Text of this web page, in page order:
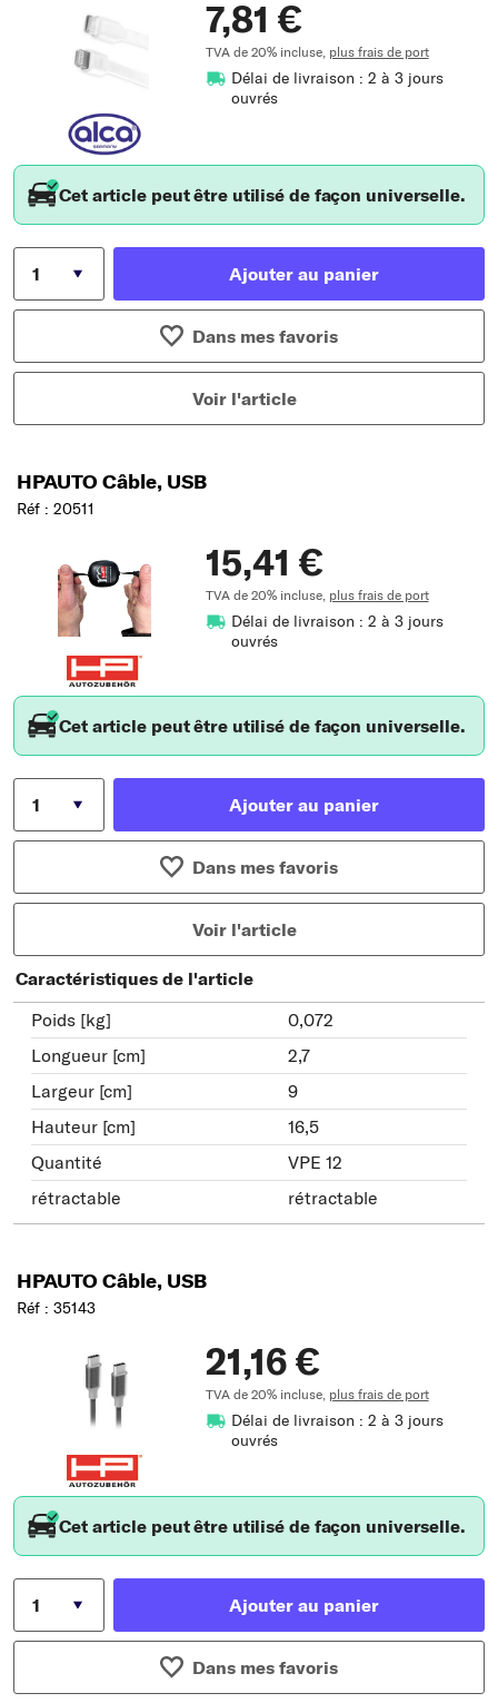
7,81 €
TVA de 20% incluse, plus frais de port
Délai de livraison : 2 à 3 jours
ouvrés
Cet article peut être utilisé de façon universelle.
Ajouter au panier
Dans mes favoris
Voir l'article
HPAUTO Câble, USB
Réf : 20511
15,41 €
TVA de 20% incluse, plus frais de port
Délai de livraison : 2 à 3 jours
ouvrés
Cet article peut être utilisé de façon universelle.
Ajouter au panier
Dans mes favoris
Voir l'article
Caractéristiques de l'article
Poids [kg]
0,072
Longueur [cm]
2,7
Largeur [cm]
9
Hauteur [cm]
16,5
Quantité
VPE 12
rétractable
rétractable
HPAUTO Câble, USB
Réf : 35143
21,16 €
TVA de 20% incluse, plus frais de port
Délai de livraison : 2 à 3 jours
ouvrés
Cet article peut être utilisé de façon universelle.
Ajouter au panier
Dans mes favoris